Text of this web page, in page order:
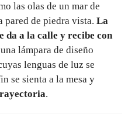
las olas de un mar de
pared de piedra vista. La
a la calle y recibe con
lámpara de diseño
lenguas de luz se
se sienta a la mesa y
.